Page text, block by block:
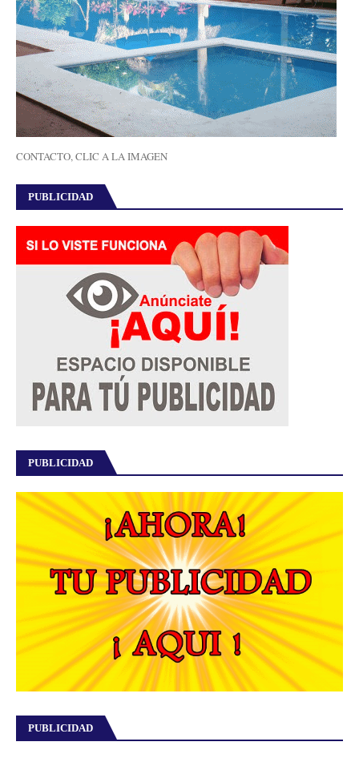
CONTACTO, CLIC A LA IMAGEN
PUBLICIDAD
PUBLICIDAD
PUBLICIDAD